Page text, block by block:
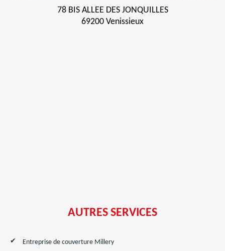
78 BIS ALLEE DES JONQUILLES
69200 Venissieux
AUTRES SERVICES
Entreprise de couverture Millery